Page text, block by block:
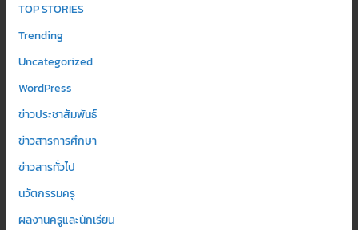
TOP STORIES
Trending
Uncategorized
WordPress
ข่าวประชาสัมพันธ์
ข่าวสารการศึกษา
ข่าวสารทั่วไป
นวัตกรรมครู
ผลงานครูและนักเรียน